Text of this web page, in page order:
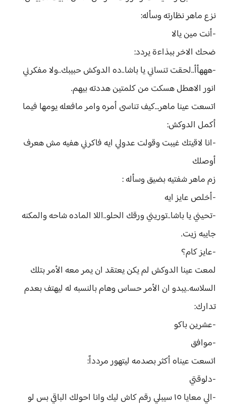
نزع ماهر نظارته وسأله:
-أنت مين يالا
ضحك الاخر ببذاءة يردد:
-هههأأ..لحقت تنساني يا باشا..ده الدوكش حبيبك..ولا مفكرني
انور الاهطل هسكت من كلمتين هددته بيهم.
اتسعت عينا ماهر…كيف تناسى أمره وامر مافعله يومها فيما
أكمل الدوكش:
-انا لاقيتك غيبت وقولت عدولي ايه فاكرني هفيه مش هعرف
أوصلك
زم ماهر شفتيه بضيق وسأله :
-أخلص عايز ايه
-تحيني يا باشا..توريني ورقك الحلو..اللا الماده شاحه والمكنه
جايبه زيت.
-عايز كام؟
لمعت عينا الدوكش لم يكن يعتقد ان يمر معه الأمر بتلك
السلاسه..يبدو ان الأمر حساس وهام بالنسبه له ليهتف بعدم
تدارك:
-عشرين باكو
-موافق
اتسعت عيناه أكثر بصدمه ليتهور مردداً:
-دلوقتي
-الي معايا ١٥ سيبلي رقم كاش ليك وانا احولك الباقي بس لو